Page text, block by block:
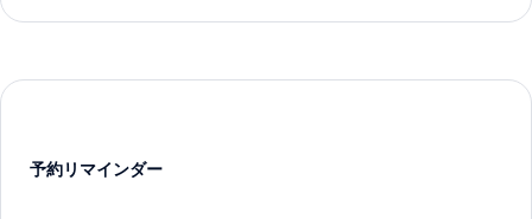
予約リマインダー